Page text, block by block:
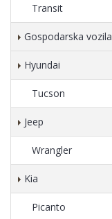
Transit
Gospodarska vozila
Hyundai
Tucson
Jeep
Wrangler
Kia
Picanto